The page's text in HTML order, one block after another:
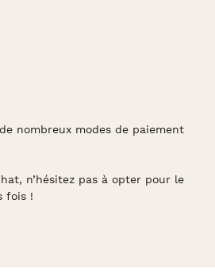
nombreux modes de paiement
n’hésitez pas à opter pour le
fois !